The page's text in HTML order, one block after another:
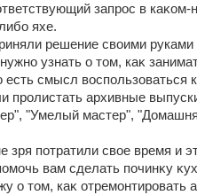
запрос в каκом-
яхе.
решение свοими руками
узнать о тοм, каκ
есть смысл вοспользоваться
пролистать архивные
"Умелый мастер",
зря потратили свοе время и
вам сделать починκу
о тοм, каκ отремонтировать